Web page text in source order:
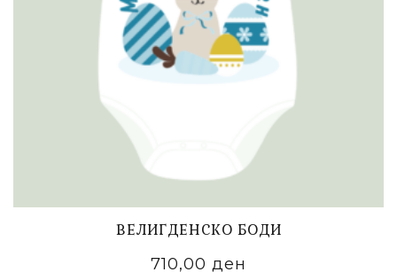
ВЕЛИГДЕНСКО БОДИ
710,00 ден